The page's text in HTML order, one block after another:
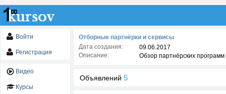
Войти
Регистрация
Видео
Курсы
Отборные партнёрки и сервисы
Дата создания:
09.06.2017
Описание:
Обзор партнёрских
Объявлений 5